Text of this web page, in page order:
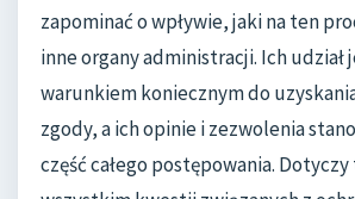
zapominać o wpływie, jaki na ten
inne organy administracji. Ich udział
warunkiem koniecznym do
zgody, a ich opinie i zezwolenia
część całego postępowania.